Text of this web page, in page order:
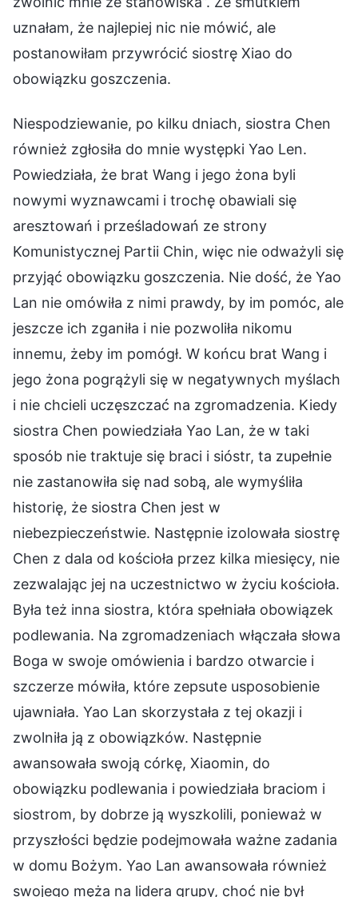
uznałam, że najlepiej nic nie mówić, ale
postanowiłam przywrócić siostrę Xiao do
obowiązku goszczenia.
Niespodziewanie, po kilku dniach, siostra Chen
również zgłosiła do mnie występki Yao Len.
Powiedziała, że brat Wang i jego żona byli
nowymi wyznawcami i trochę obawiali się
aresztowań i prześladowań ze strony
Komunistycznej Partii Chin, więc nie odważyli się
przyjąć obowiązku goszczenia. Nie dość, że Yao
Lan nie omówiła z nimi prawdy, by im pomóc, ale
jeszcze ich zganiła i nie pozwoliła nikomu
innemu, żeby im pomógł. W końcu brat Wang i
jego żona pogrążyli się w negatywnych myślach
i nie chcieli uczęszczać na zgromadzenia. Kiedy
siostra Chen powiedziała Yao Lan, że w taki
sposób nie traktuje się braci i sióstr, ta zupełnie
nie zastanowiła się nad sobą, ale wymyśliła
historię, że siostra Chen jest w
niebezpieczeństwie. Następnie izolowała siostrę
Chen z dala od kościoła przez kilka miesięcy, nie
zezwalając jej na uczestnictwo w życiu kościoła.
Była też inna siostra, która spełniała obowiązek
podlewania. Na zgromadzeniach włączała słowa
Boga w swoje omówienia i bardzo otwarcie i
szczerze mówiła, które zepsute usposobienie
ujawniała. Yao Lan skorzystała z tej okazji i
zwolniła ją z obowiązków. Następnie
awansowała swoją córkę, Xiaomin, do
obowiązku podlewania i powiedziała braciom i
siostrom, by dobrze ją wyszkolili, ponieważ w
przyszłości będzie podejmowała ważne zadania
w domu Bożym. Yao Lan awansowała również
swojego męża na lidera grupy, choć nie był